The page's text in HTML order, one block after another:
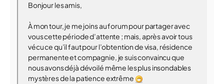
Bonjour les amis,
À mon tour, je me joins au forum pour partager avec
vous cette période d’attente ; mais, après avoir tous
vécu ce qu’il faut pour l’obtention de visa, résidence
permanente et compagnie, je suis convaincu que
nous avons déjà dévoilé même les plus insondables
mystères de la patience extrême